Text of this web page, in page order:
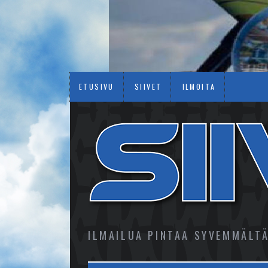
ETUSIVU SIIVET ILMOITA
ILMAILUA PINTAA